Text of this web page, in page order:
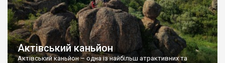
Актівський каньйон
Актівський каньйон – одна із найбільш атрактивних та